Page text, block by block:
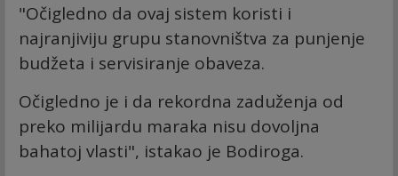
"Očigledno da ovaj sistem koristi i
najranjiviju grupu stanovništva za punjenje
budžeta i servisiranje obaveza.
Očigledno je i da rekordna zaduženja od
preko milijardu maraka nisu dovoljna
bahatoj vlasti", istakao je Bodiroga.